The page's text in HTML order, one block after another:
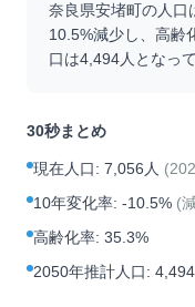
奈良県安堵町の人口
10.5%減少し、高齢
口は4,494人となっ
30秒まとめ
現在人口: 7,056人 (
10年変化率: -10.5% (
高齢化率: 35.3%
2050年推計人口: